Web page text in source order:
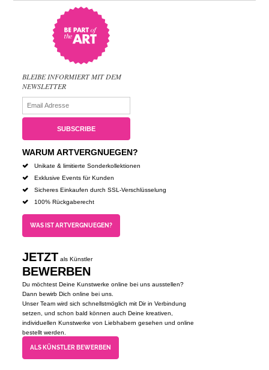
BLEIBE INFORMIERT MIT DEM
NEWSLETTER
WARUM ARTVERGNUEGEN?
Unikate & limitierte Sonderkollektionen
Exklusive Events für Kunden
Sicheres Einkaufen durch SSL-Verschlüsselung
100% Rückgaberecht
WAS IST ARTVERGNUEGEN?
JETZT als Künstler
BEWERBEN
Du möchtest Deine Kunstwerke online bei uns ausstellen?
Dann bewirb Dich online bei uns.
Unser Team wird sich schnellstmöglich mit Dir in Verbindung
setzen, und schon bald können auch Deine kreativen,
individuellen Kunstwerke von Liebhabern gesehen und online
bestellt werden.
ALS KÜNSTLER BEWERBEN